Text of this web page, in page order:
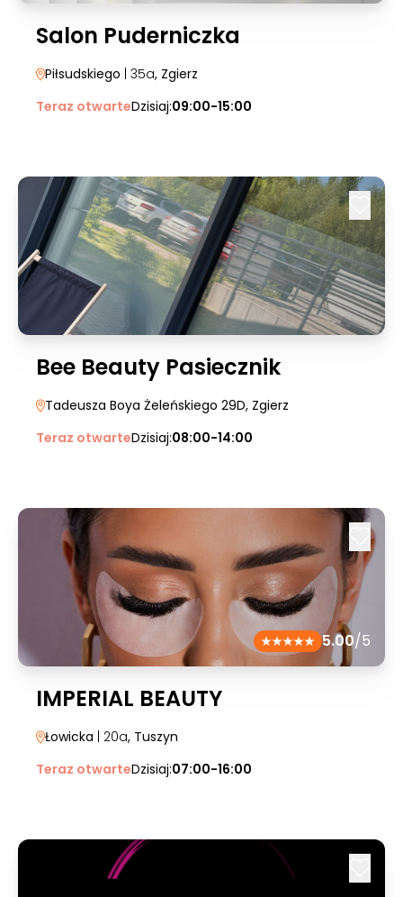
Salon Puderniczka
Piłsudskiego | 35a, Zgierz
Teraz otwarteDzisiaj:09:00-15:00
Bee Beauty Pasiecznik
Tadeusza Boya Żeleńskiego 29D, Zgierz
Teraz otwarteDzisiaj:08:00-14:00
5.00/5
IMPERIAL BEAUTY
Łowicka | 20a, Tuszyn
Teraz otwarteDzisiaj:07:00-16:00